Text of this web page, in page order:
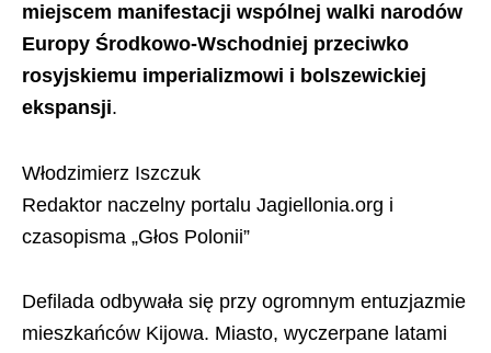
miejscem manifestacji wspólnej walki narodów
Europy Środkowo-Wschodniej przeciwko
rosyjskiemu imperializmowi i bolszewickiej
ekspansji.
Włodzimierz Iszczuk
Redaktor naczelny portalu Jagiellonia.org i
czasopisma „Głos Polonii”
Defilada odbywała się przy ogromnym entuzjazmie
mieszkańców Kijowa. Miasto, wyczerpane latami